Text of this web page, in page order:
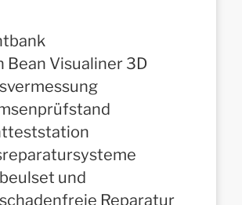
Bean Visualiner 3D
und
Reparatur